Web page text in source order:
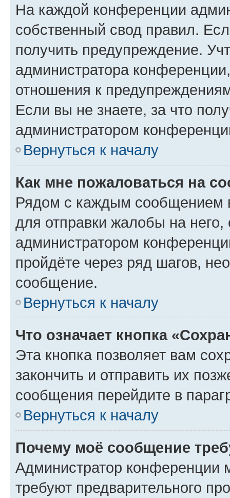
На каждой конференции
собственный свод правил.
получить предупреждение.
администратора
отношения к
Если вы не знаете, за что
администратором
Вернуться к началу
Как мне пожаловаться на
Рядом с каждым сообщением
для отправки жалобы на
администратором
пройдёте через ряд шагов,
сообщение.
Вернуться к началу
Что означает кнопка
Эта кнопка позволяет вам
закончить и отправить их
сообщения перейдите в
Вернуться к началу
Почему моё сообщение
Администратор конференции
требуют предварительного